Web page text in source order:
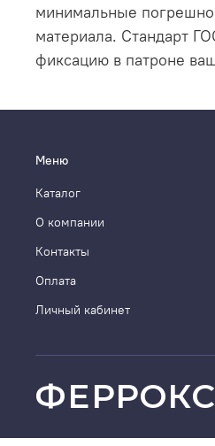
минимальные
материала. Стандарт
фиксацию в патроне
Меню
Каталог
О компании
Контакты
Оплата
Личный кабинет
ФЕРРОКС